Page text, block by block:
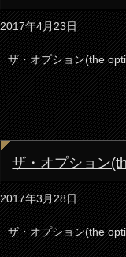
2017年4月23日
ザ・オプション(the
ザ・オプション
2017年3月28日
ザ・オプション(the